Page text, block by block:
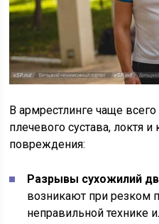
В армрестлинге чаще
плечевого сустава, локтя
повреждения:
Разрывы сухожилий
возникают при резком
неправильной технике